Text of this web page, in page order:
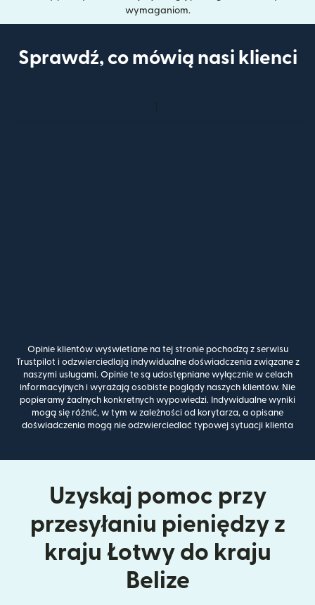
wymaganiom.
Sprawdź, co mówią nasi klienci
Opinie klientów wyświetlane na tej stronie pochodzą z serwisu
Trustpilot i odzwierciedlają indywidualne doświadczenia związane z
naszymi usługami. Opinie te są udostępniane wyłącznie w celach
informacyjnych i wyrażają osobiste poglądy naszych klientów. Nie
popieramy żadnych konkretnych wypowiedzi. Indywidualne wyniki
mogą się różnić, w tym w zależności od korytarza, a opisane
doświadczenia mogą nie odzwierciedlać typowej sytuacji klienta
Uzyskaj pomoc przy
przesyłaniu pieniędzy z
kraju Łotwy do kraju
Belize